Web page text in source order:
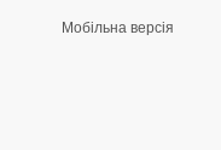
Мобільна версія